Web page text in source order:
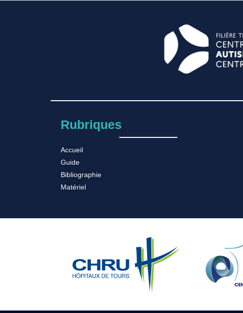
Rubriques
Accueil
Guide
Bibliographie
Matériel